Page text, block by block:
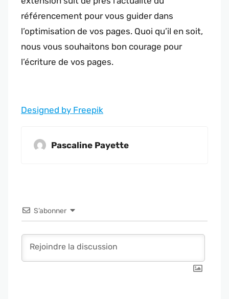
référencement pour vous guider dans
l’optimisation de vos pages. Quoi qu’il en soit,
nous vous souhaitons bon courage pour
l’écriture de vos pages.
Designed by Freepik
Pascaline Payette
S’abonner